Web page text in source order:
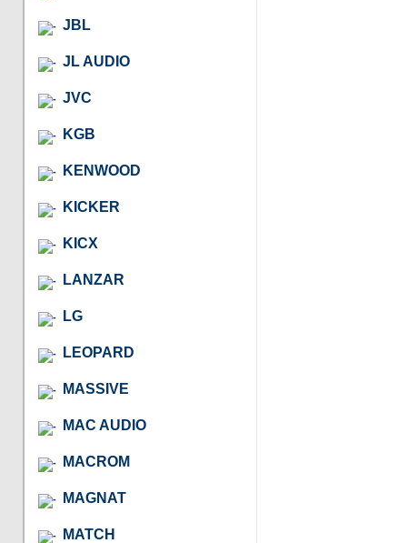
JBL
JL AUDIO
JVC
KGB
KENWOOD
KICKER
KICX
LANZAR
LG
LEOPARD
MASSIVE
MAC AUDIO
MACROM
MAGNAT
MATCH